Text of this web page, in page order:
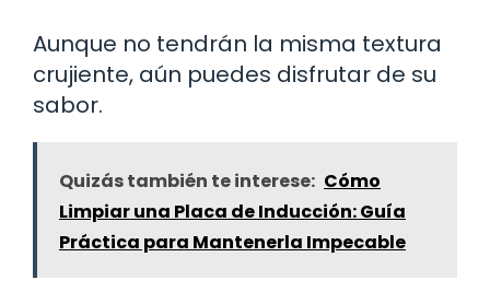
Aunque no tendrán la misma textura
crujiente, aún puedes disfrutar de su
sabor.
Quizás también te interese: Cómo
Limpiar una Placa de Inducción: Guía
Práctica para Mantenerla Impecable